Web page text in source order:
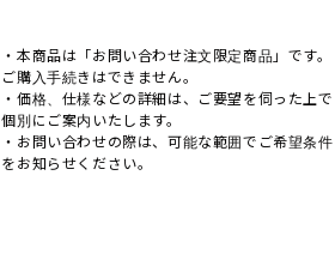
・本商品は「お問い合わせ注文限定商品」です。
ご購入手続きはできません。
・価格、仕様などの詳細は、ご要望を伺った上で
個別にご案内いたします。
・お問い合わせの際は、可能な範囲でご希望条件
をお知らせください。